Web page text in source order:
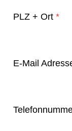
PLZ + Ort *
E-Mail